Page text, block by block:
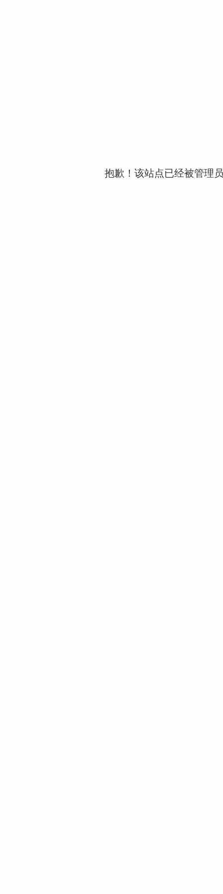
抱歉！该站点已经被管理